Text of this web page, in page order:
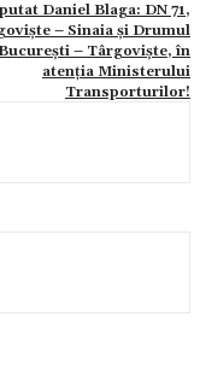
Daniel Blaga: DN 71,
– Sinaia și Drumul
– Târgoviște, în
atenția Ministerului
Transporturilor!